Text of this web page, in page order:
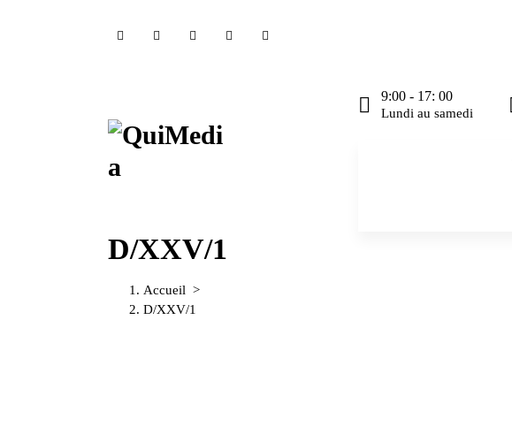
9:00 - 17: 00
Lundi au samedi
D/XXV/1
Accueil >
D/XXV/1